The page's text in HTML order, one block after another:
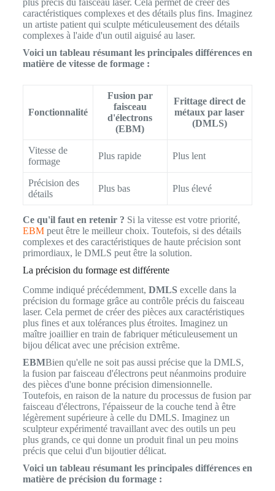
caractéristiques complexes et des détails plus fins. Imaginez
un artiste patient qui sculpte méticuleusement des détails
complexes à l'aide d'un outil aiguisé au laser.
Voici un tableau résumant les principales différences en
matière de vitesse de formage :
Fonctionnalité
Fusion par
faisceau
d'électrons
(EBM)
Frittage direct de
métaux par laser
(DMLS)
Vitesse de
formage
Plus rapide Plus lent
Précision des
détails
Plus bas Plus élevé
Ce qu'il faut en retenir ? Si la vitesse est votre priorité,
EBMpeut être le meilleur choix. Toutefois, si des détails
complexes et des caractéristiques de haute précision sont
primordiaux, le DMLS peut être la solution.
La précision du formage est différente
Comme indiqué précédemment, DMLSexcelle dans la
précision du formage grâce au contrôle précis du faisceau
laser. Cela permet de créer des pièces aux caractéristiques
plus fines et aux tolérances plus étroites. Imaginez un
maître joaillier en train de fabriquer méticuleusement un
bijou délicat avec une précision extrême.
EBMBien qu'elle ne soit pas aussi précise que la DMLS,
la fusion par faisceau d'électrons peut néanmoins produire
des pièces d'une bonne précision dimensionnelle.
Toutefois, en raison de la nature du processus de fusion par
faisceau d'électrons, l'épaisseur de la couche tend à être
légèrement supérieure à celle du DMLS. Imaginez un
sculpteur expérimenté travaillant avec des outils un peu
plus grands, ce qui donne un produit final un peu moins
précis que celui d'un bijoutier délicat.
Voici un tableau résumant les principales différences en
matière de précision du formage :